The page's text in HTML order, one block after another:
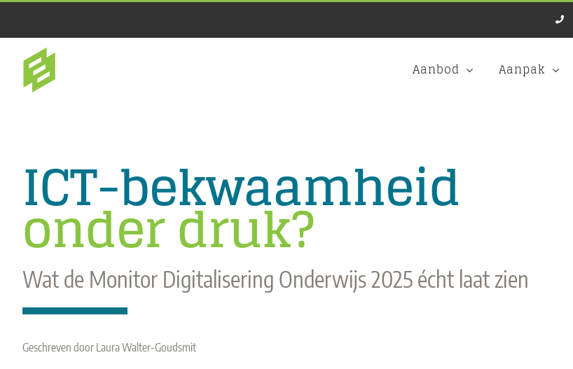
inhoud
Aanbod Aanpak
ICT-bekwaamheid
onder druk?
Wat de Monitor Digitalisering Onderwijs 2025 écht laat zien
Geschreven door Laura Walter-Goudsmit